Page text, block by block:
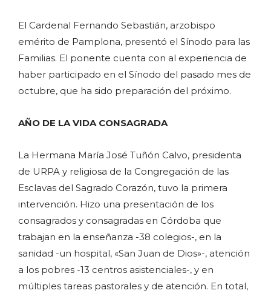
El Cardenal Fernando Sebastián, arzobispo
emérito de Pamplona, presentó el Sínodo para las
Familias. El ponente cuenta con al experiencia de
haber participado en el Sínodo del pasado mes de
octubre, que ha sido preparación del próximo.
AÑO DE LA VIDA CONSAGRADA
La Hermana María José Tuñón Calvo, presidenta
de URPA y religiosa de la Congregación de las
Esclavas del Sagrado Corazón, tuvo la primera
intervención. Hizo una presentación de los
consagrados y consagradas en Córdoba que
trabajan en la enseñanza -38 colegios-, en la
sanidad -un hospital, «San Juan de Dios»-, atención
a los pobres -13 centros asistenciales-, y en
múltiples tareas pastorales y de atención. En total,